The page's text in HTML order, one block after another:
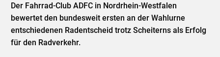
Der Fahrrad-Club ADFC in Nordrhein-Westfalen
bewertet den bundesweit ersten an der Wahlurne
entschiedenen Radentscheid trotz Scheiterns als Erfolg
für den Radverkehr.